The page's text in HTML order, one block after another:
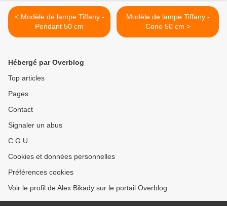
< Modèle de lampe Tiffany -
Pendant 50 cm
Modèle de lampe Tiffany -
Cone 50 cm >
Hébergé par Overblog
Top articles
Pages
Contact
Signaler un abus
C.G.U.
Cookies et données personnelles
Préférences cookies
Voir le profil de Alex Bikady sur le portail Overblog